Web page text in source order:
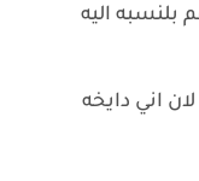
اليه
اني دايخه